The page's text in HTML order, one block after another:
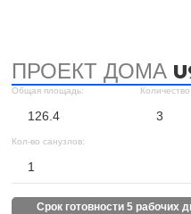
ПРОЕКТ ДОМА
Общая площадь:
126.4 3
Кол-во санузлов:
1
срок готовности 5 рабочих